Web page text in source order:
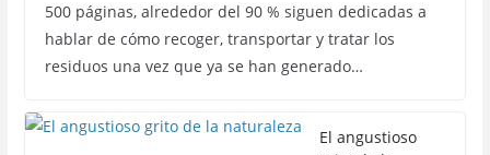
500 páginas, alrededor del 90 % siguen dedicadas a
hablar de cómo recoger, transportar y tratar los
residuos una vez que ya se han generado…
El angustioso